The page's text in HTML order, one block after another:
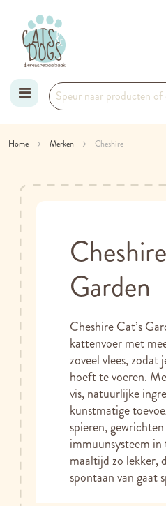
inhoud
Home Merken Cheshire
Garden
Cheshire Cat’s
kattenvoer met
zoveel vlees,
hoeft te voeren.
vis, natuurlijke
kunstmatige
spieren,
immuunsysteem
maaltijd zo lekker,
spontaan van gaat